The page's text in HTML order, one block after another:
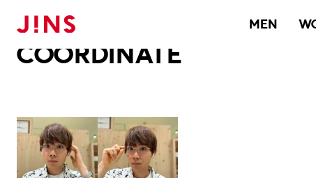
MEN
メガネのJINS TOP
COORDINATE